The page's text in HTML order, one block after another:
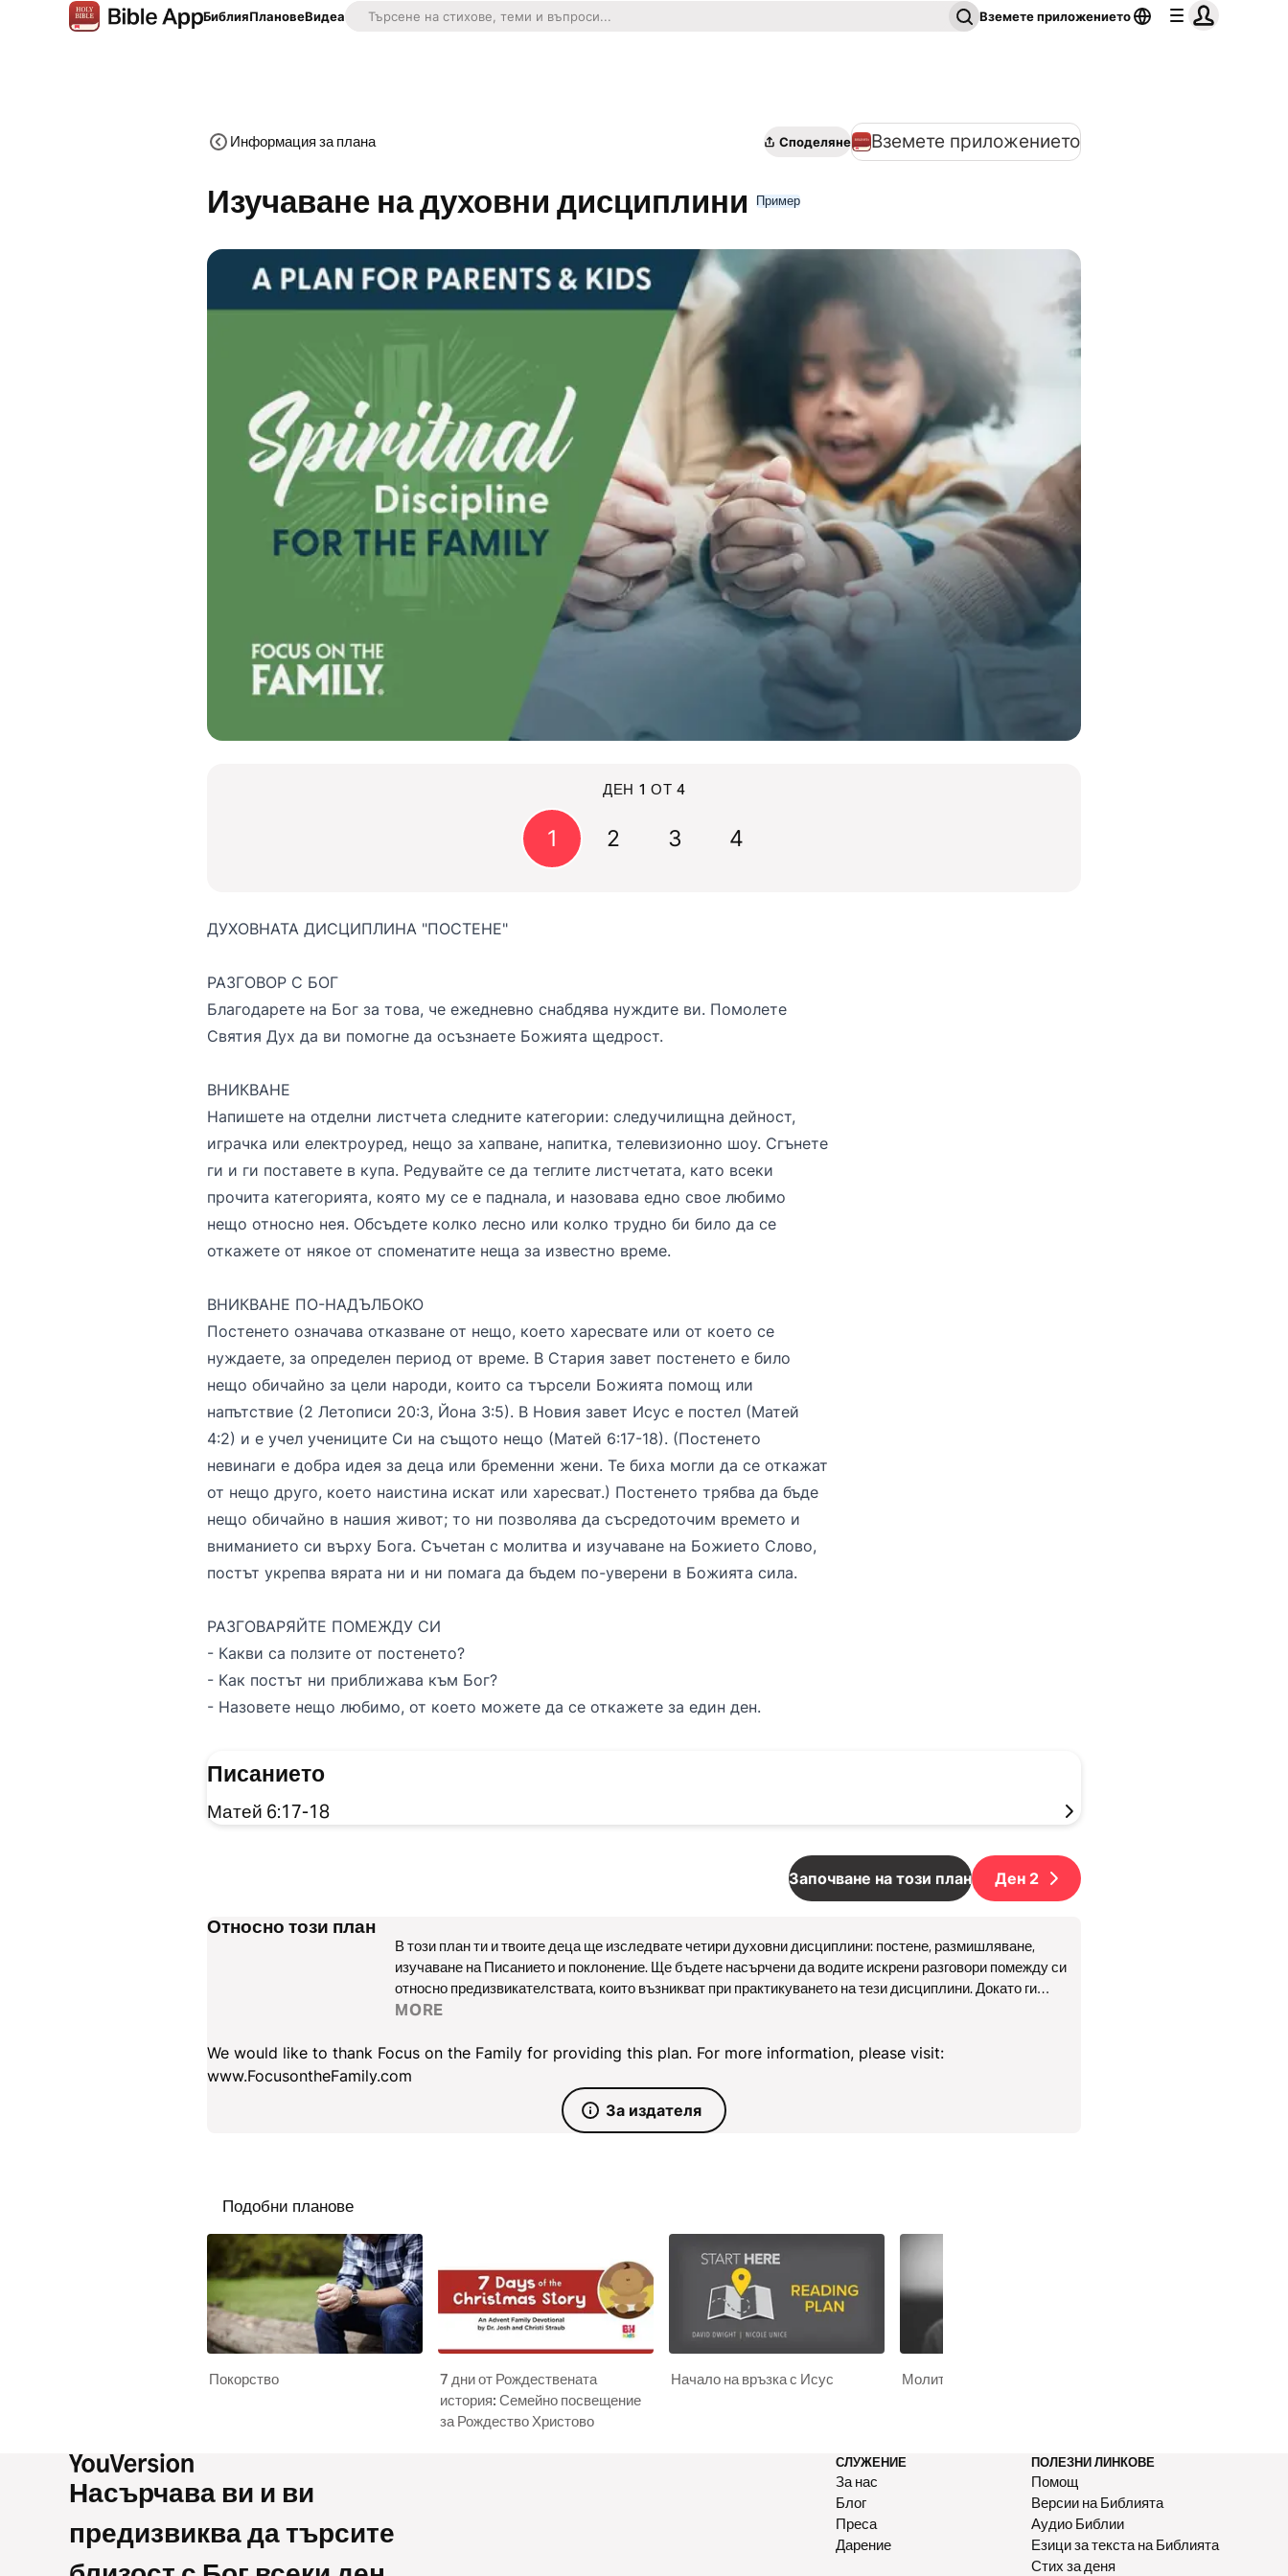
БиблияПлановеВидеа Вземете приложението
Информация за плана Споделяне Вземете приложението
Изучаване на духовни дисциплини Пример
ДЕН 1 ОТ 4
1 2 3 4
ДУХОВНАТА ДИСЦИПЛИНА "ПОСТЕНЕ"
РАЗГОВОР С БОГ
Благодарете на Бог за това, че ежедневно снабдява нуждите ви. Помолете
Святия Дух да ви помогне да осъзнаете Божията щедрост.
ВНИКВАНЕ
Напишете на отделни листчета следните категории: следучилищна дейност,
играчка или електроуред, нещо за хапване, напитка, телевизионно шоу. Сгънете
ги и ги поставете в купа. Редувайте се да теглите листчетата, като всеки
прочита категорията, която му се е паднала, и назовава едно свое любимо
нещо относно нея. Обсъдете колко лесно или колко трудно би било да се
откажете от някое от споменатите неща за известно време.
ВНИКВАНЕ ПО-НАДЪЛБОКО
Постенето означава отказване от нещо, което харесвате или от което се
нуждаете, за определен период от време. В Стария завет постенето е било
нещо обичайно за цели народи, които са търсели Божията помощ или
напътствие (2 Летописи 20:3, Йона 3:5). В Новия завет Исус е постел (Матей
4:2) и е учел учениците Си на същото нещо (Матей 6:17-18). (Постенето
невинаги е добра идея за деца или бременни жени. Те биха могли да се откажат
от нещо друго, което наистина искат или харесват.) Постенето трябва да бъде
нещо обичайно в нашия живот; то ни позволява да съсредоточим времето и
вниманието си върху Бога. Съчетан с молитва и изучаване на Божието Слово,
постът укрепва вярата ни и ни помага да бъдем по-уверени в Божията сила.
РАЗГОВАРЯЙТЕ ПОМЕЖДУ СИ
- Какви са ползите от постенето?
- Как постът ни приближава към Бог?
- Назовете нещо любимо, от което можете да се откажете за един ден.
Писанието
Матей 6:17-18
Започване на този план Ден 2
Относно този план
В този план ти и твоите деца ще изследвате четири духовни дисциплини: постене, размишляване,
изучаване на Писанието и поклонение. Ще бъдете насърчени да водите искрени разговори помежду си
относно предизвикателствата, които възникват при практикуването на тези дисциплини. Докато ги
изучавате, ще бъдете провокирани да започнете да ги приемате като привилегия, а не като задължение.
въпроси за дискутиране.
MORE
We would like to thank Focus on the Family for providing this plan. For more information, please visit:
www.FocusontheFamily.com
За издателя
Подобни планове
Покорство
7 дни от Рождествената
история: Семейно посвещение
за Рождество Христово
Начало на връзка с Исус Молитва
Насърчава ви и ви
предизвиква да търсите
СЛУЖЕНИЕ
За нас
Блог
Преса
Дарение
ПОЛЕЗНИ ЛИНКОВЕ
Помощ
Версии на Библията
Аудио Библии
Езици за текста на Библията
Стих за деня